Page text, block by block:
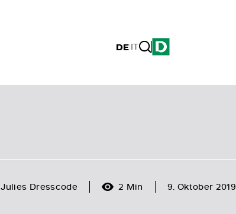
DE|IT
Julies Dresscode 2 Min 9. Oktober 2019